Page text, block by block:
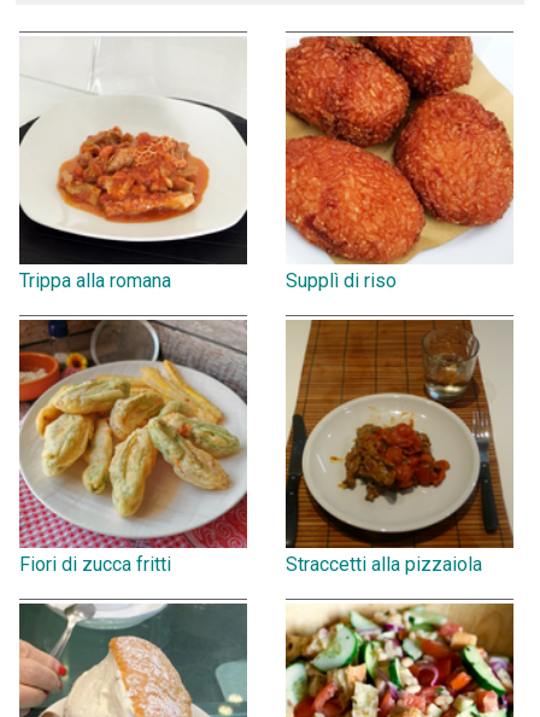
Trippa alla romana Supplì di riso
Fiori di zucca fritti Straccetti alla pizzaiola